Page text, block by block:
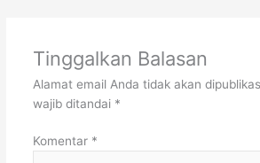
Tinggalkan Balasan
Alamat email Anda tidak akan
wajib ditandai *
Komentar *